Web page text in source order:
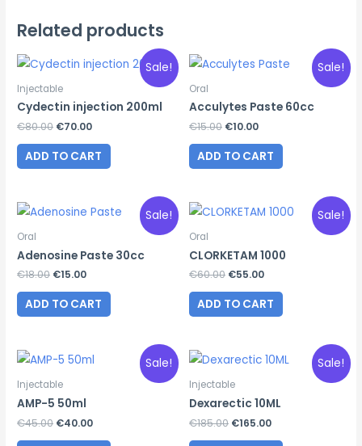
Related products
Sale!
Injectable
Cydectin injection 200ml
€80.00 Original
was:
€80.00.
€70.00Current
is:
€70.00.
ADD TO CART
Sale!
Oral
Acculytes Paste 60cc
€15.00 Original
was:
€15.00.
€10.00Current
is:
€10.00.
ADD TO CART
Sale!
Oral
Adenosine Paste 30cc
€18.00 Original
was:
€15.00Current
is:
€15.00.
ADD TO CART
Sale!
Oral
CLORKETAM 1000
€60.00 Original
was:
€55.00Current
is:
€55.00.
ADD TO CART
Sale!
Injectable
AMP-5 50ml
€45.00 Original
€40.00Current
Sale!
Injectable
Dexarectic 10ML
€185.00 Original
€165.00Current